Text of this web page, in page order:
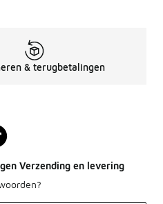
& terugbetalingen
Verzending en levering